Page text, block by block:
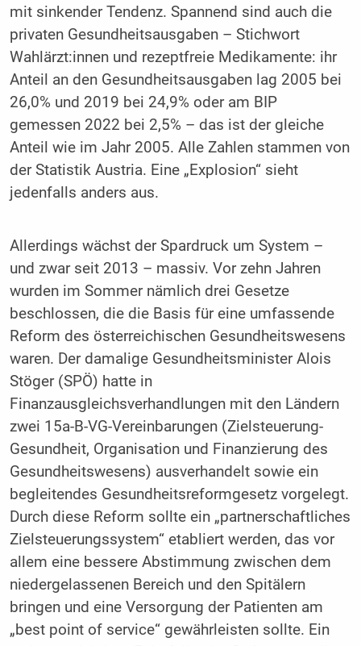
mit sinkender Tendenz. Spannend sind auch die
privaten Gesundheitsausgaben – Stichwort
Wahlärzt:innen und rezeptfreie Medikamente: ihr
Anteil an den Gesundheitsausgaben lag 2005 bei
26,0% und 2019 bei 24,9% oder am BIP
gemessen 2022 bei 2,5% – das ist der gleiche
Anteil wie im Jahr 2005. Alle Zahlen stammen von
der Statistik Austria. Eine „Explosion“ sieht
jedenfalls anders aus.
Allerdings wächst der Spardruck um System –
und zwar seit 2013 – massiv. Vor zehn Jahren
wurden im Sommer nämlich drei Gesetze
beschlossen, die die Basis für eine umfassende
Reform des österreichischen Gesundheitswesens
waren. Der damalige Gesundheitsminister Alois
Stöger (SPÖ) hatte in
Finanzausgleichsverhandlungen mit den Ländern
zwei 15a-B-VG-Vereinbarungen (Zielsteuerung-
Gesundheit, Organisation und Finanzierung des
Gesundheitswesens) ausverhandelt sowie ein
begleitendes Gesundheitsreformgesetz vorgelegt.
Durch diese Reform sollte ein „partnerschaftliches
Zielsteuerungssystem“ etabliert werden, das vor
allem eine bessere Abstimmung zwischen dem
niedergelassenen Bereich und den Spitälern
bringen und eine Versorgung der Patienten am
„best point of service“ gewährleisten sollte. Ein